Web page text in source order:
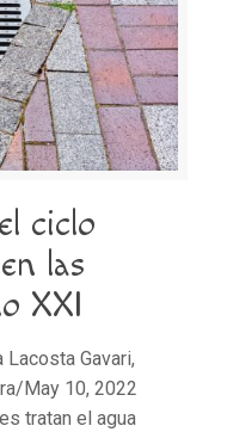
ciclo
las
XXI
Gavari,
May 10, 2022
tratan el agua